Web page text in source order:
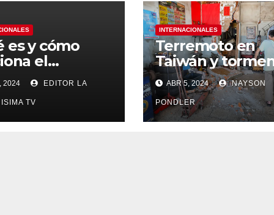
es y cómo
el
para
de
y
2024 EDITOR LA
TV
INTERNACIONALES
Terremoto en
Taiwán y
severas en EE.
ABR 5, 2024 NAYSON
PONDLER